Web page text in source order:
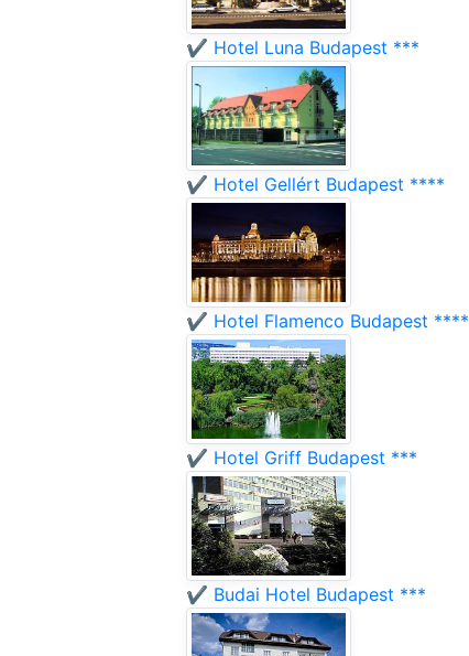
✔️ Hotel Luna Budapest ***
✔️ Hotel Gellért Budapest ****
✔️ Hotel Flamenco Budapest ****
✔️ Hotel Griff Budapest ***
✔️ Budai Hotel Budapest ***